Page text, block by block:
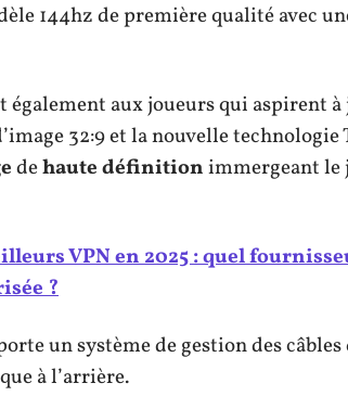
144hz de première qualité avec
également aux joueurs qui aspirent à
32:9 et la nouvelle technologie
dehautedéfinitionimmergeant le
VPN en 2025 : quel
?
un système de gestion des
à l’arrière.